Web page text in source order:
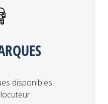
disponibles